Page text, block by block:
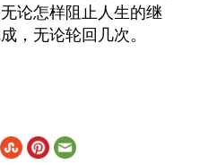
论怎样阻止人生的继
，无论轮回几次。